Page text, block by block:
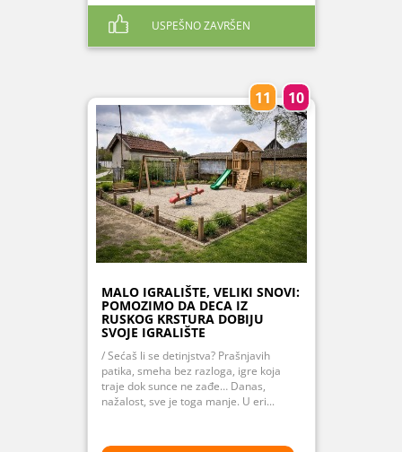
USPEŠNO ZAVRŠEN
11 10
MALO IGRALIŠTE, VELIKI SNOVI:
POMOZIMO DA DECA IZ
RUSKOG KRSTURA DOBIJU
SVOJE IGRALIŠTE
/ Sećaš li se detinjstva? Prašnjavih
patika, smeha bez razloga, igre koja
traje dok sunce ne zađe… Danas,
nažalost, sve je toga manje. U eri...